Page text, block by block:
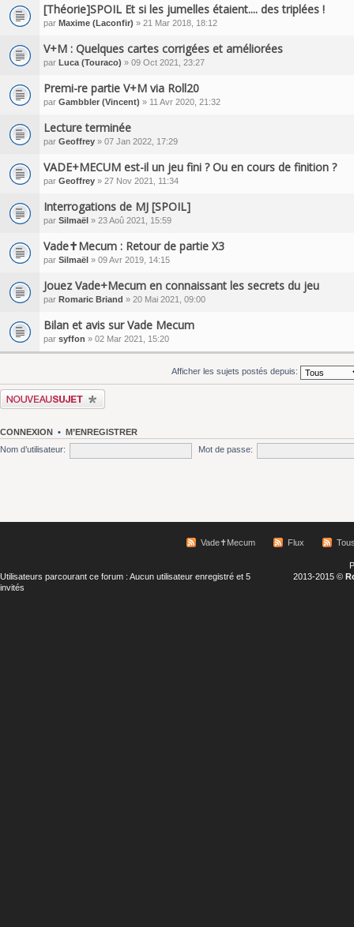
[Théorie]SPOIL Et si les jumelles étaient.... des triplées !
par Maxime (Laconfir) » 21 Mar 2018, 18:12
V+M : Quelques cartes corrigées et améliorées
par Luca (Touraco) » 09 Oct 2021, 23:27
Premi-re partie V+M via Roll20
par Gambbler (Vincent) » 11 Avr 2020, 21:32
Lecture terminée
par Geoffrey » 07 Jan 2022, 17:29
VADE+MECUM est-il un jeu fini ? Ou en cours de finition ?
par Geoffrey » 27 Nov 2021, 11:34
Interrogations de MJ [SPOIL]
par Silmaël » 23 Aoû 2021, 15:59
Vade✝Mecum : Retour de partie X3
par Silmaël » 09 Avr 2019, 14:15
Jouez Vade+Mecum en connaissant les secrets du jeu
par Romaric Briand » 20 Mai 2021, 09:00
Bilan et avis sur Vade Mecum
par syffon » 02 Mar 2021, 15:20
Afficher les sujets postés depuis:
Écrire un nouveau sujet
CONNEXION • M’ENREGISTRER
Nom d’utilisateur:
Mot de passe:
Vade✝Mecum Flux
Utilisateurs parcourant ce forum : Aucun utilisateur enregistré et 5
invités
2013-2015 ©